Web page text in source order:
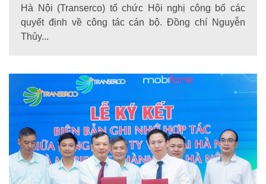
Hà Nội (Transerco) tổ chức Hội nghị công bố các
quyết định về công tác cán bộ. Đồng chí Nguyễn
Thủy...